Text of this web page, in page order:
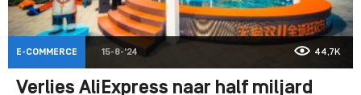
E-COMMERCE 15-8-'24 44,7K
Verlies AliExpress naar half miljard